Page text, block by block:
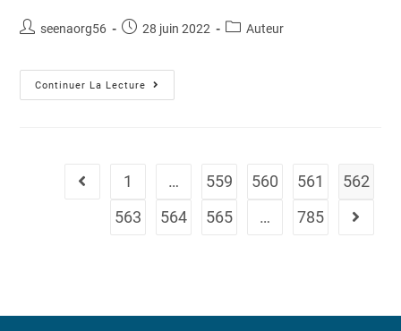
seenaorg56 28 juin 2022 Auteur
Continuer La Lecture
1 … 559 560 561
562
563
564 565 … 785